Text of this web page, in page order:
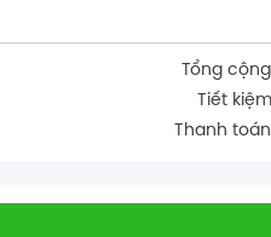
Tổng
Tiết
Thanh